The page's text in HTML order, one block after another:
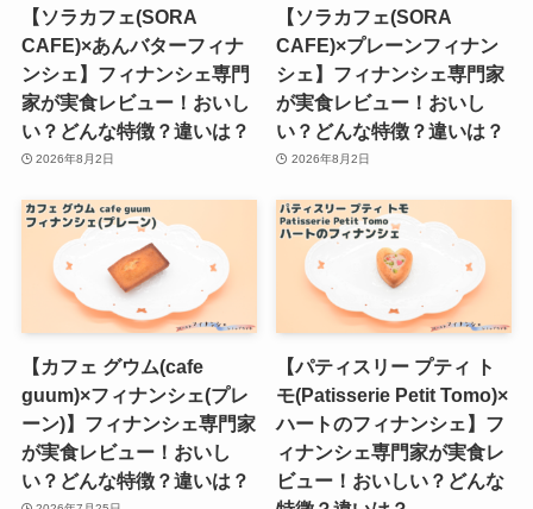
【ソラカフェ(SORA
CAFE)×あんバターフィナ
ンシェ】フィナンシェ専門
家が実食レビュー！おいし
い？どんな特徴？違いは？
2026年8月2日
【ソラカフェ(SORA
CAFE)×プレーンフィナン
シェ】フィナンシェ専門家
が実食レビュー！おいし
い？どんな特徴？違いは？
2026年8月2日
【カフェ グウム(cafe
guum)×フィナンシェ(プレ
ーン)】フィナンシェ専門家
が実食レビュー！おいし
い？どんな特徴？違いは？
【パティスリー プティ ト
モ(Patisserie Petit Tomo)×
ハートのフィナンシェ】フ
ィナンシェ専門家が実食レ
ビュー！おいしい？どんな